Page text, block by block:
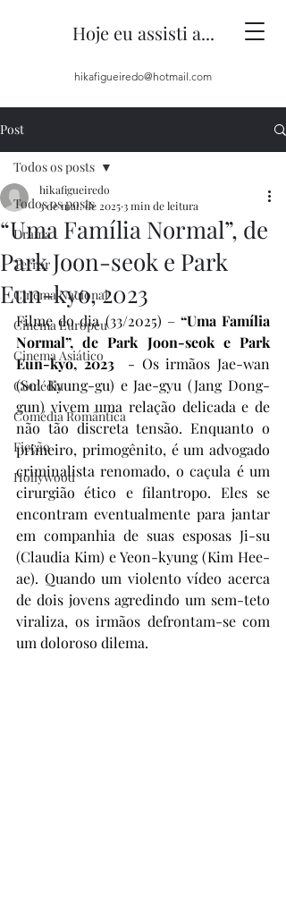
Hoje eu assisti a...
hikafigueiredo@hotmail.com
Post
Todos os posts
Drama
Terror
Cinema Nacional
Cinema Europeu
Cinema Asiático
Comédia
Comédia Romântica
Ficção
Hollywood
Todos os posts
“Uma Família Normal”, de
Park Joon-seok e Park
Eun-kyo, 2023
hikafigueiredo
3 de mai. de 20253 min de leitura
Filme do dia (33/2025) – “Uma Família
Normal”, de Park Joon-seok e Park
Eun-kyo, 2023
- Os irmãos Jae-wan
(Sol Kyung-gu) e Jae-gyu (Jang Dong-
gun) vivem uma relação delicada e de
não tão discreta tensão. Enquanto o
primeiro, primogênito, é um advogado
criminalista renomado, o caçula é um
cirurgião ético e filantropo. Eles se
encontram eventualmente para jantar
em companhia de suas esposas Ji-su
(Claudia Kim) e Yeon-kyung (Kim Hee-
ae). Quando um violento vídeo acerca
de dois jovens agredindo um sem-teto
viraliza, os irmãos defrontam-se com
um doloroso dilema.